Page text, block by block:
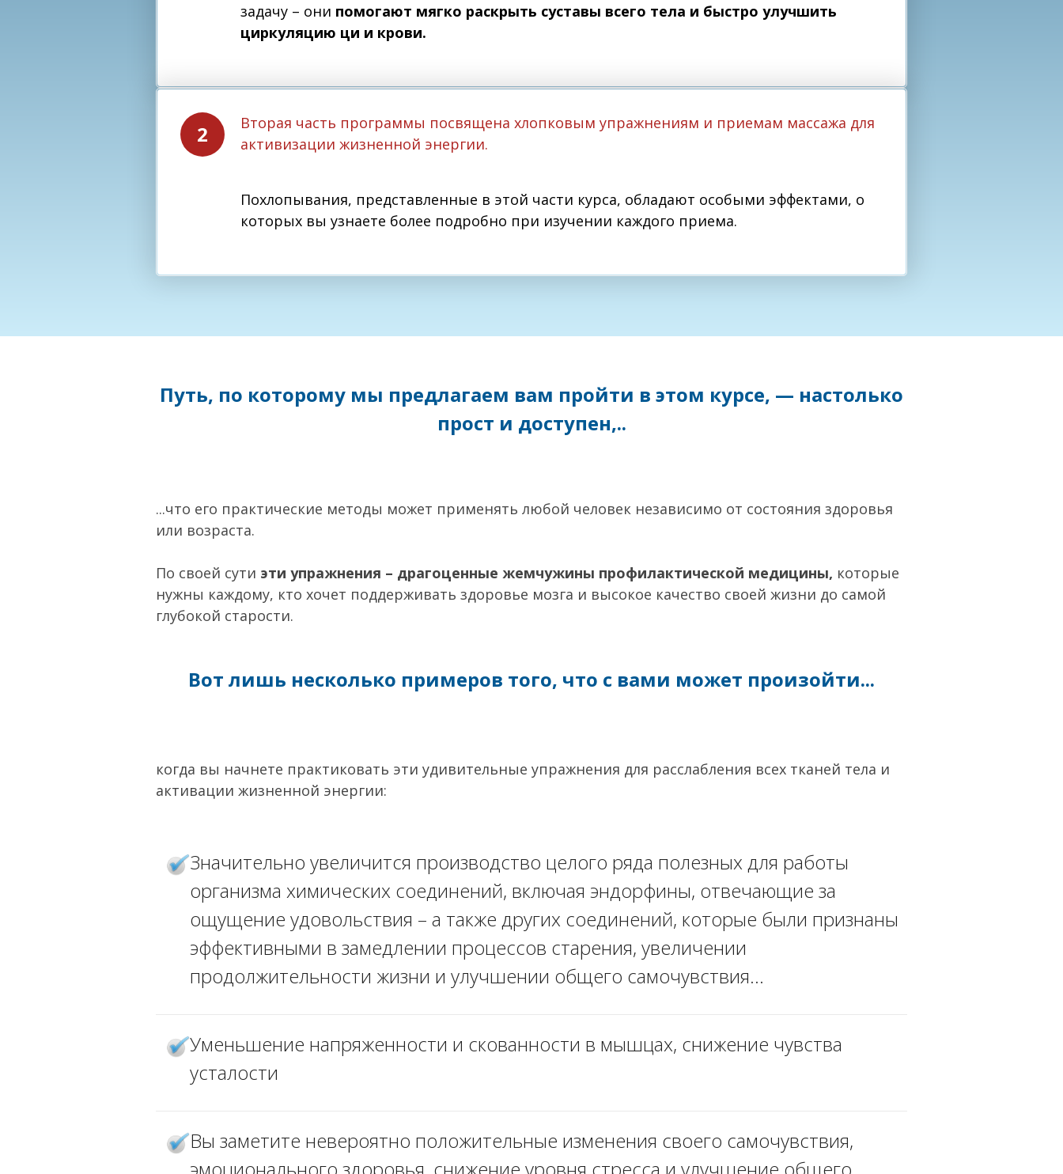
задачу – они помогают мягко раскрыть суставы всего тела и быстро улучшить
циркуляцию ци и крови.
Вторая часть программы посвящена хлопковым упражнениям и приемам массажа для
активизации жизненной энергии.
Похлопывания, представленные в этой части курса, обладают особыми эффектами, о
которых вы узнаете более подробно при изучении каждого приема.
Путь, по которому мы предлагаем вам пройти в этом курсе, — настолько
прост и доступен,..
...что его практические методы может применять любой человек независимо от состояния здоровья
или возраста.
По своей сути эти упражнения – драгоценные жемчужины профилактической медицины, которые
нужны каждому, кто хочет поддерживать здоровье мозга и высокое качество своей жизни до самой
глубокой старости.
Вот лишь несколько примеров того, что с вами может произойти...
когда вы начнете практиковать эти удивительные упражнения для расслабления всех тканей тела и
активации жизненной энергии:
Значительно увеличится производство целого ряда полезных для работы
организма химических соединений, включая эндорфины, отвечающие за
ощущение удовольствия – а также других соединений, которые были признаны
эффективными в замедлении процессов старения, увеличении
продолжительности жизни и улучшении общего самочувствия…
Уменьшение напряженности и скованности в мышцах, снижение чувства
усталости
Вы заметите невероятно положительные изменения своего самочувствия,